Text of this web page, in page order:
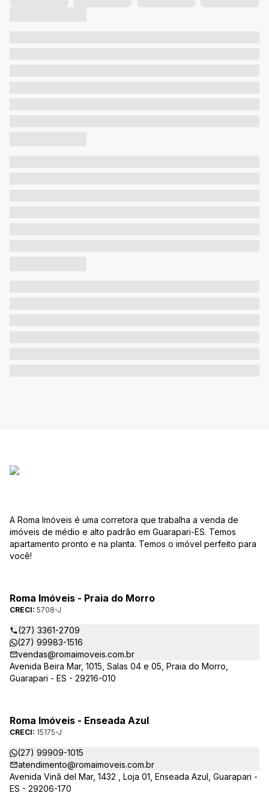
A Roma Imóveis é uma corretora que trabalha a venda de
imóveis de médio e alto padrão em Guarapari-ES. Temos
apartamento pronto e na planta. Temos o imóvel perfeito para
você!
Roma Imóveis - Praia do Morro
CRECI: 5708-J
(27) 3361-2709
(27) 99983-1516
vendas@romaimoveis.com.br
Avenida Beira Mar, 1015, Salas 04 e 05, Praia do Morro,
Guarapari - ES - 29216-010
Roma Imóveis - Enseada Azul
CRECI: 15175-J
(27) 99909-1015
atendimento@romaimoveis.com.br
Avenida Vinã del Mar, 1432 , Loja 01, Enseada Azul, Guarapari -
ES - 29206-170